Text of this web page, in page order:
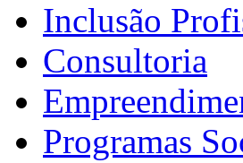
Inclusão
Consultoria
Programas